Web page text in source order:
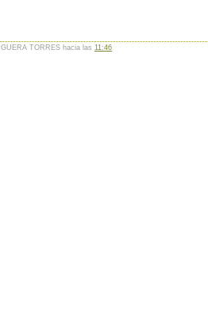
TORRES hacia las 11:46